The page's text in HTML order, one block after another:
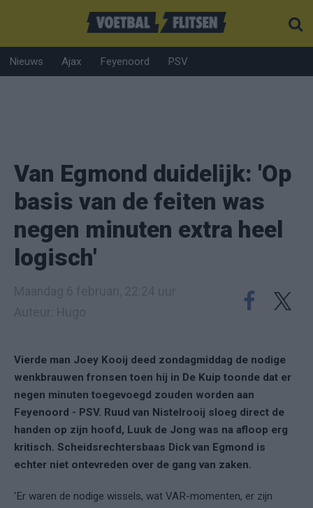
Nieuws Ajax Feyenoord PSV
Van Egmond duidelijk: 'Op
basis van de feiten was
negen minuten extra heel
logisch'
Vierde man Joey Kooij deed zondagmiddag de nodige
wenkbrauwen fronsen toen hij in De Kuip toonde dat er
negen minuten toegevoegd zouden worden aan
Feyenoord - PSV. Ruud van Nistelrooij sloeg direct de
handen op zijn hoofd, Luuk de Jong was na afloop erg
kritisch. Scheidsrechtersbaas Dick van Egmond is
echter niet ontevreden over de gang van zaken.
'Er waren de nodige wissels, wat VAR-momenten, er zijn